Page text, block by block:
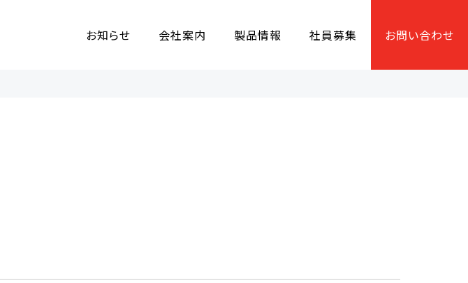
お知らせ 会社案内 製品情報 社員募集 お問い合わせ